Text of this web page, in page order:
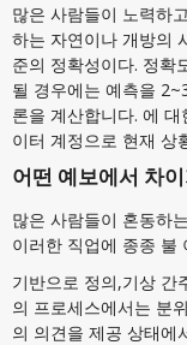
많은 사람들이 노력하
하는 자연이나 개방의
준의 정확성이다. 정확
될 경우에는 예측을
론을 계산합니다. 에
이터 계정으로 현재 상
어떤 예보에서 차
많은 사람들이 혼동하
이러한 직업에 종종 불
기반으로 정의,기상 간
의 프로세스에서는 분
의 의견을 제공 상태에